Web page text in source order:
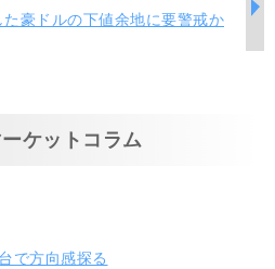
豪ドルの下値余地に要警戒か
ケットコラム
で方向感探る